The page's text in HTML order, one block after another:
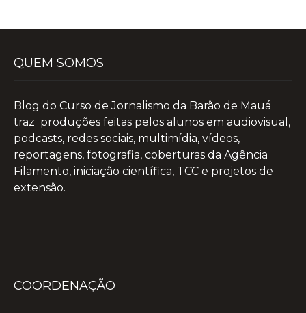
QUEM SOMOS
Blog do Curso de Jornalismo da Barão de Mauá
traz produções feitas pelos alunos em audiovisual,
podcasts, redes sociais, multimídia, vídeos,
reportagens, fotografia, coberturas da Agência
Filamento, iniciação científica, TCC e projetos de
extensão.
COORDENAÇÃO